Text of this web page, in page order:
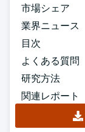
市場シェア
業界ニュース
目次
よくある質問
研究方法
関連レポート